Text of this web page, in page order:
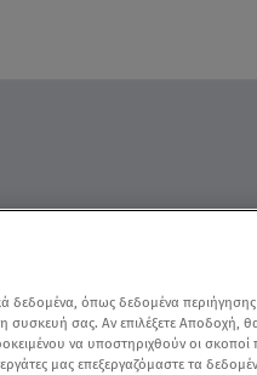
δεδομένα, όπως δεδομένα
συσκευή σας. Αν επιλέξετε Αποδοχή,
να υποστηριχθούν οι σκοποί
μας επεξεργαζόμαστε τα